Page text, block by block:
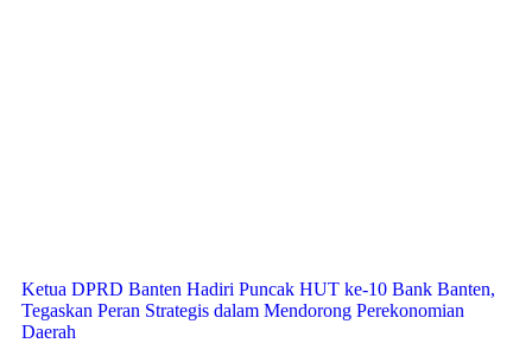
Ketua DPRD Banten Hadiri Puncak HUT ke-10 Bank Banten,
Tegaskan Peran Strategis dalam Mendorong Perekonomian
Daerah